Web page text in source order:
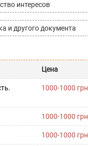
интересов
и другого документа
Цена
1000-1000 грн
1000-1000 грн
1000-1000 грн